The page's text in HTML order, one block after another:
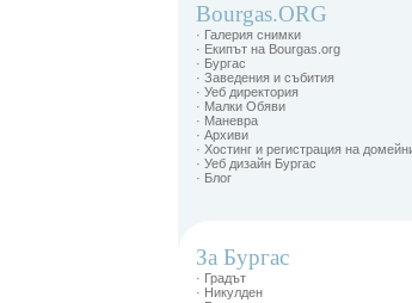
Bourgas.ORG
· Галерия снимки
· Екипът на Bourgas.org
· Бургас
· Заведения и събития
· Уеб директория
· Малки Обяви
· Маневра
· Архиви
· Хостинг и регистрация на
· Уеб дизайн Бургас
· Блог
За Бургас
· Градът
· Никулден